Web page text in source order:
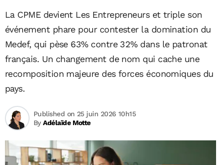
La CPME devient Les Entrepreneurs et triple son
événement phare pour contester la domination du
Medef, qui pèse 63% contre 32% dans le patronat
français. Un changement de nom qui cache une
recomposition majeure des forces économiques du
pays.
ByAdélaïde Motte
Published on 25 juin 2026 10h15